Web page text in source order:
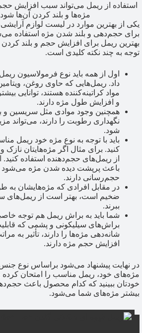
استفاده از ریمل می‌تواند سبب افزایش
مژه‌ها و بلند کردن آن‌ها
یکی از بهترین موارد در لیست لوازم
برای حجم‌دهی و بلند شدن مژه استفاده
بهترین ریمل برای افزایش حجم و بلند کردن
توجه به چند نکته کلیدی است.
اول از همه باید نوع فرمولاسیون
مواد کراتینه‌کننده هستند، توانایی
و افزایش طول مژه دارند.
همچنین وجود موادی مثل سریسین و
نگهداری رطوبت را دارند، می‌تواند
شود.
باید با توجه به نوع مژه خود ریمل
کنید. برای مثال اگر مژه‌هایتان
از ریمل‌های حجم‌دهنده استفاده کنید.
باعث پرپشت دیده شدن مژه می‌شود و
حجم‌رسانی دارند.
در مقابل افرادی که مژه‌هایشان به
ضخیم است، بهتر است از ریمل‌های
ببرند.
شما باید به براش ریمل هم توجه
براش‌های سیلیکونی و پشمی که
شانه‌دهی مژه‌ها را دارند، تأثیر به
افزایش حجم مژه دارند.
در نهایت پیشنهاد می‌شود براساس نوع
مژه‌های خود، ریمل مناسب را امتحان
خودتان ببینید که کدام محصول باعث
بیشتر مژه‌های شما می‌شود.